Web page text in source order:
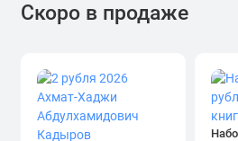
Скоро в продаже